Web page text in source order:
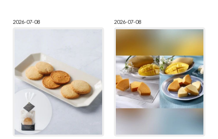
2026-07-08 2026-07-08